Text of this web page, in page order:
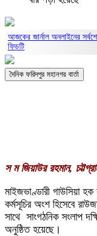
আজকের জার্নাল অনলাইনের
ফিডটি
দৈনিক ফরিদপুর মহানগর বার্তা
স ম জিয়াউর রহমান,
মাইজভাণ্ডারী গাউসিয়া হক
কর্মসূচির অংশ হিসেবে
সাথে সাংগঠনিক সংলাপ
অনুষ্ঠিত হয়েছে।